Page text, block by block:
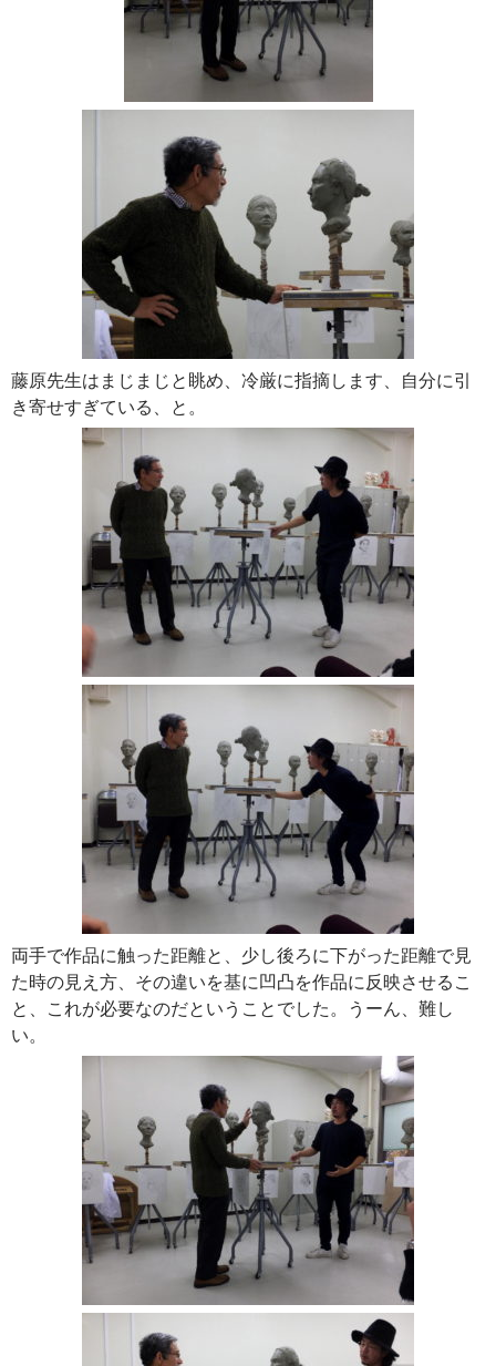
藤原先生はまじまじと眺め、冷厳に指摘します、自分に引
き寄せすぎている、と。
両手で作品に触った距離と、少し後ろに下がった距離で見
た時の見え方、その違いを基に凹凸を作品に反映させるこ
と、これが必要なのだということでした。うーん、難し
い。